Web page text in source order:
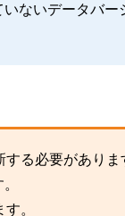
ないデータバー
する必要がありま
。